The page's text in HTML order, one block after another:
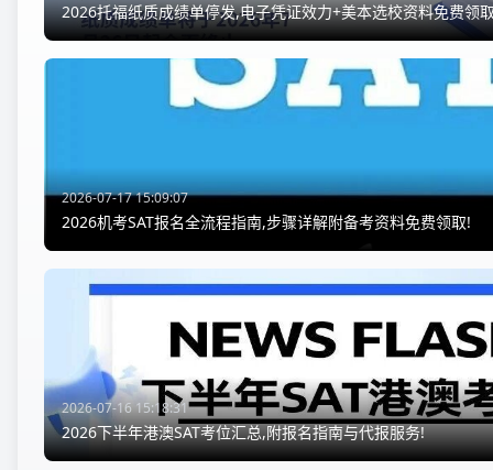
2026托福纸质成绩单停发,电子凭证效力+美本选校资料免费领
2026-07-17 15:09:07
2026机考SAT报名全流程指南,步骤详解附备考资料免费领取!
2026-07-16 15:18:31
2026下半年港澳SAT考位汇总,附报名指南与代报服务!